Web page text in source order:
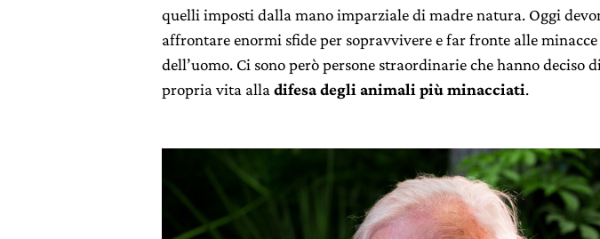
quelli imposti dalla mano imparziale di madre natura. Oggi
affrontare enormi sfide per sopravvivere e far fronte alle
dell’uomo. Ci sono però persone straordinarie che hanno deciso
propria vita alla difesa degli animali più minacciati.